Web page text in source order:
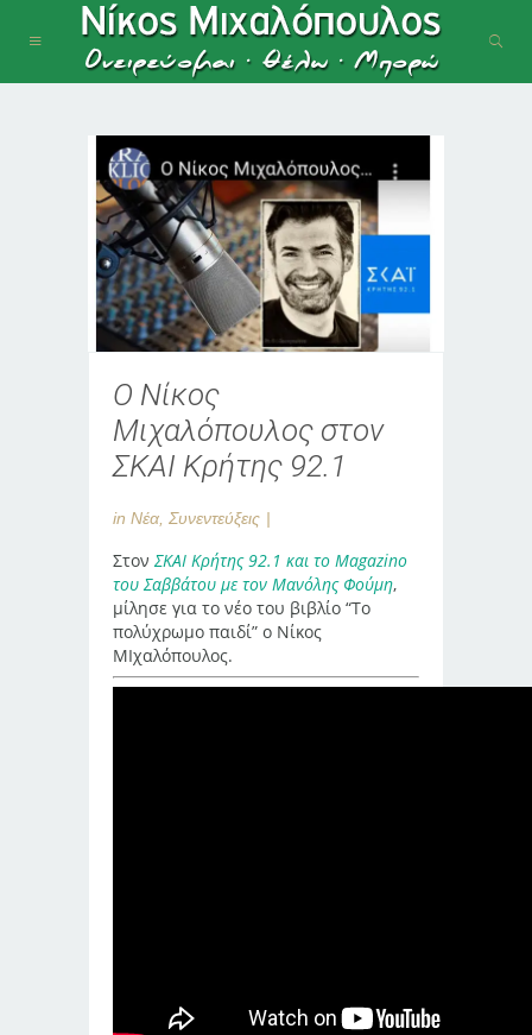
Ο Νίκος
Μιχαλόπουλος στον
ΣΚΑΙ Κρήτης 92.1
in Νέα Συνεντεύξεις
ΣτονΣΚΑΙ Κρήτης 92.1 και το Magazino
του Σαββάτου με τον Μανόλης Φούμη,
μίλησε για το νέο του βιβλίο “Το
πολύχρωμο παιδί” ο Νίκος
ΜΙχαλόπουλος.